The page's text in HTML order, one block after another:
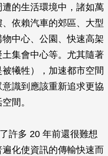
的生活環境中，諸如萬
依賴汽車的郊區、大型
中心、公園、快速高架
集會中心等。尤其隨著
犧牲），加速都市空間
識到應該重新追求更協
間。
許多 20 年前還很難想
化使資訊的傳輸快速而